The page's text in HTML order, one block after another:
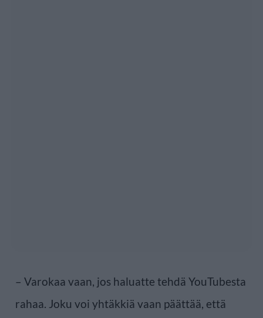
– Varokaa vaan, jos haluatte tehdä YouTubesta
rahaa. Joku voi yhtäkkiä vaan päättää, että